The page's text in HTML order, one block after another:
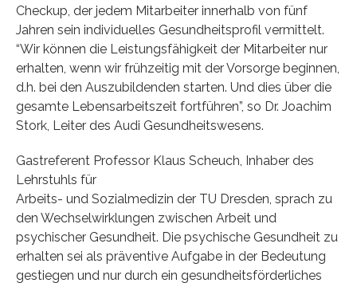
Checkup, der jedem Mitarbeiter innerhalb von fünf
Jahren sein individuelles Gesundheitsprofil vermittelt.
“Wir können die Leistungsfähigkeit der Mitarbeiter nur
erhalten, wenn wir frühzeitig mit der Vorsorge beginnen,
d.h. bei den Auszubildenden starten. Und dies über die
gesamte Lebensarbeitszeit fortführen”, so Dr. Joachim
Stork, Leiter des Audi Gesundheitswesens.
Gastreferent Professor Klaus Scheuch, Inhaber des
Lehrstuhls für
Arbeits- und Sozialmedizin der TU Dresden, sprach zu
den Wechselwirklungen zwischen Arbeit und
psychischer Gesundheit. Die psychische Gesundheit zu
erhalten sei als präventive Aufgabe in der Bedeutung
gestiegen und nur durch ein gesundheitsförderliches